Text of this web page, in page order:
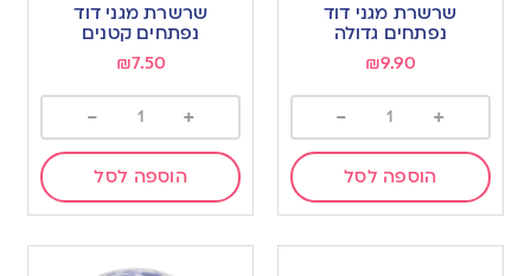
wishlist
שרשרת מגני דוד
נפתחים גדולה
₪9.90
+
-
הוספה לסל
wishlist
שרשרת מגני דוד
נפתחים קטנים
₪7.50
+
-
הוספה לסל